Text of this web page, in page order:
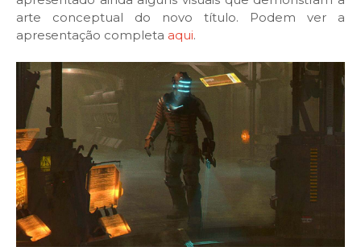
arte conceptual do novo título. Podem ver a
apresentação completa aqui.